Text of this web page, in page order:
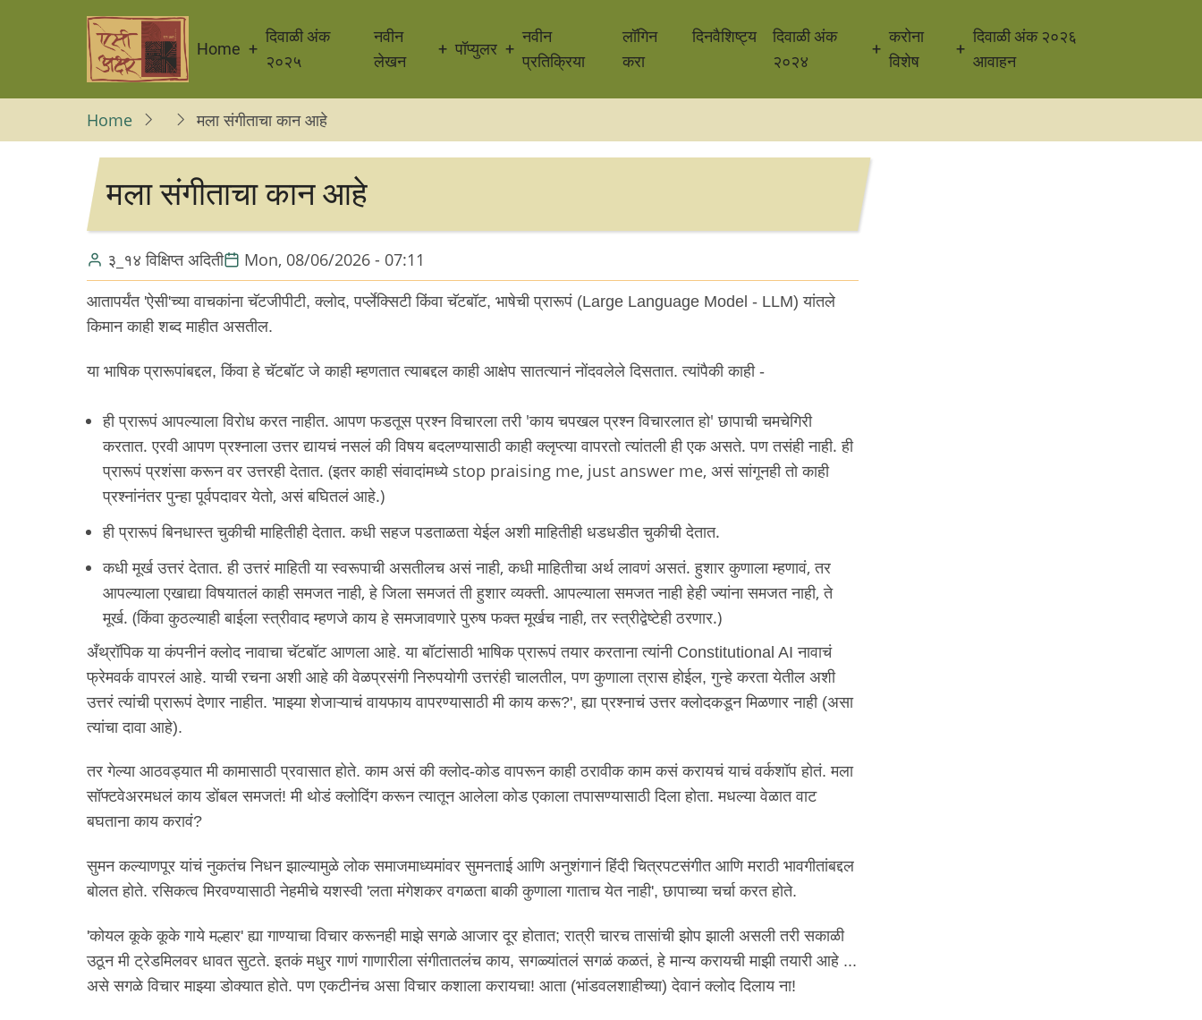
navigation
Home
दिवाळी अंक
२०२५
नवीन
लेखन
पॉप्युलर
नवीन
प्रतिक्रिया
लॉगिन
करा
दिनवैशिष्ट्य
दिवाळी अंक
२०२४
करोना
विशेष
दिवाळी अंक २०२६
आवाहन
Home मला संगीताचा कान आहे
मला संगीताचा कान आहे
३_१४ विक्षिप्त अदिती Mon, 08/06/2026 - 07:11
आतापर्यंत 'ऐसी'च्या वाचकांना चॅटजीपीटी, क्लोद, पर्प्लेक्सिटी किंवा चॅटबॉट, भाषेची प्रारूपं (Large Language Model - LLM) यांतले
किमान काही शब्द माहीत असतील.
या भाषिक प्रारूपांबद्दल, किंवा हे चॅटबॉट जे काही म्हणतात त्याबद्दल काही आक्षेप सातत्यानं नोंदवलेले दिसतात. त्यांपैकी काही -
ही प्रारूपं आपल्याला विरोध करत नाहीत. आपण फडतूस प्रश्न विचारला तरी 'काय चपखल प्रश्न विचारलात हो' छापाची चमचेगिरी
करतात. एरवी आपण प्रश्नाला उत्तर द्यायचं नसलं की विषय बदलण्यासाठी काही क्लृप्त्या वापरतो त्यांतली ही एक असते. पण तसंही नाही. ही
प्रारूपं प्रशंसा करून वर उत्तरही देतात. (इतर काही संवादांमध्ये stop praising me, just answer me, असं सांगूनही तो काही
प्रश्नांनंतर पुन्हा पूर्वपदावर येतो, असं बघितलं आहे.)
ही प्रारूपं बिनधास्त चुकीची माहितीही देतात. कधी सहज पडताळता येईल अशी माहितीही धडधडीत चुकीची देतात.
कधी मूर्ख उत्तरं देतात. ही उत्तरं माहिती या स्वरूपाची असतीलच असं नाही, कधी माहितीचा अर्थ लावणं असतं. हुशार कुणाला म्हणावं, तर
आपल्याला एखाद्या विषयातलं काही समजत नाही, हे जिला समजतं ती हुशार व्यक्ती. आपल्याला समजत नाही हेही ज्यांना समजत नाही, ते
मूर्ख. (किंवा कुठल्याही बाईला स्त्रीवाद म्हणजे काय हे समजावणारे पुरुष फक्त मूर्खच नाही, तर स्त्रीद्वेष्टेही ठरणार.)
अँथ्रॉपिक या कंपनीनं क्लोद नावाचा चॅटबॉट आणला आहे. या बॉटांसाठी भाषिक प्रारूपं तयार करताना त्यांनी Constitutional AI नावाचं
फ्रेमवर्क वापरलं आहे. याची रचना अशी आहे की वेळप्रसंगी निरुपयोगी उत्तरंही चालतील, पण कुणाला त्रास होईल, गुन्हे करता येतील अशी
उत्तरं त्यांची प्रारूपं देणार नाहीत. 'माझ्या शेजाऱ्याचं वायफाय वापरण्यासाठी मी काय करू?', ह्या प्रश्नाचं उत्तर क्लोदकडून मिळणार नाही (असा
त्यांचा दावा आहे).
तर गेल्या आठवड्यात मी कामासाठी प्रवासात होते. काम असं की क्लोद-कोड वापरून काही ठरावीक काम कसं करायचं याचं वर्कशॉप होतं. मला
सॉफ्टवेअरमधलं काय डोंबल समजतं! मी थोडं क्लोदिंग करून त्यातून आलेला कोड एकाला तपासण्यासाठी दिला होता. मधल्या वेळात वाट
बघताना काय करावं?
सुमन कल्याणपूर यांचं नुकतंच निधन झाल्यामुळे लोक समाजमाध्यमांवर सुमनताई आणि अनुशंगानं हिंदी चित्रपटसंगीत आणि मराठी भावगीतांबद्दल
बोलत होते. रसिकत्व मिरवण्यासाठी नेहमीचे यशस्वी 'लता मंगेशकर वगळता बाकी कुणाला गाताच येत नाही', छापाच्या चर्चा करत होते.
'कोयल कूके कूके गाये मल्हार' ह्या गाण्याचा विचार करूनही माझे सगळे आजार दूर होतात; रात्री चारच तासांची झोप झाली असली तरी सकाळी
उठून मी ट्रेडमिलवर धावत सुटते. इतकं मधुर गाणं गाणारीला संगीतातलंच काय, सगळ्यांतलं सगळं कळतं, हे मान्य करायची माझी तयारी आहे ...
असे सगळे विचार माझ्या डोक्यात होते. पण एकटीनंच असा विचार कशाला करायचा! आता (भांडवलशाहीच्या) देवानं क्लोद दिलाय ना!